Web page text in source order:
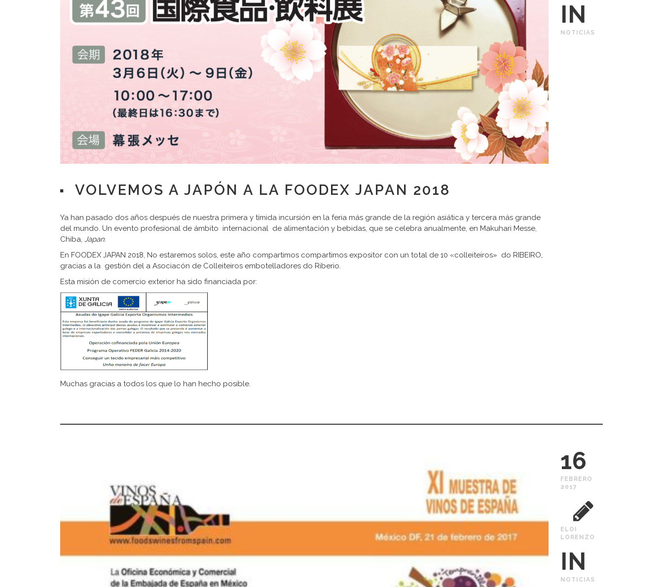
IN
NOTICIAS
VOLVEMOS A JAPÓN A LA FOODEX JAPAN 2018
Ya han pasado dos años después de nuestra primera y tímida incursión en la feria más grande de la región asiática y tercera más grande
del mundo. Un evento profesional de ámbito internacional de alimentación y bebidas, que se celebra anualmente, en Makuhari Messe,
Chiba, Japan.
En FOODEX JAPAN 2018, No estaremos solos, este año compartimos compartimos expositor con un total de 10 «colleiteiros» do RIBEIRO,
gracias a la gestión del a Asociacón de Colleiteiros embotelladores do Riberio.
Esta misión de comercio exterior ha sido financiada por:
Muchas gracias a todos los que lo han hecho posible.
16
FEBRERO
2017
ELOI
LORENZO
IN
NOTICIAS